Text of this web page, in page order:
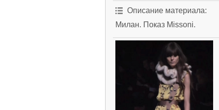
Описание материала:
Милан. Показ Missoni.